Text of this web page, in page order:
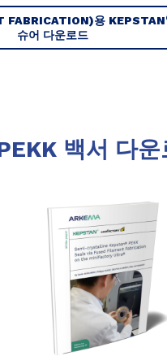
FABRICATION)용 KEPSTAN
슈어 다운로드
백서 다운